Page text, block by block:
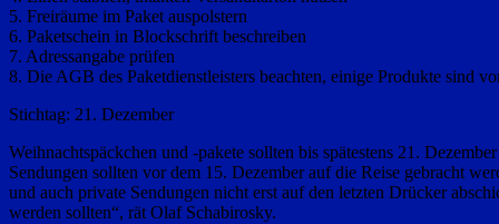
5. Freiräume im Paket auspolstern
6. Paketschein in Blockschrift beschreiben
7. Adressangabe prüfen
8. Die AGB des Paketdienstleisters beachten, einige Produkte sind
Stichtag: 21. Dezember
Weihnachtspäckchen und -pakete sollten bis spätestens 21.
Sendungen sollten vor dem 15. Dezember auf die Reise gebracht
und auch private Sendungen nicht erst auf den letzten Drücker
werden sollten“, rät Olaf Schabirosky.